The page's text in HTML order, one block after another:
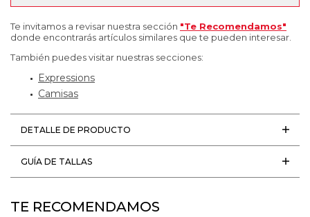
Te invitamos a revisar nuestra sección "Te Recomendamos"
donde encontrarás artículos similares que te pueden interesar.
También puedes visitar nuestras secciones:
Expressions
Camisas
DETALLE DE PRODUCTO
GUÍA DE TALLAS
TE RECOMENDAMOS